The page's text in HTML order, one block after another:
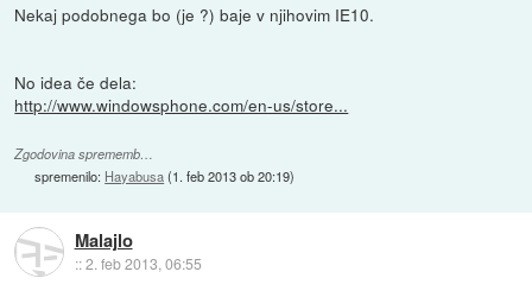
Nekaj podobnega bo (je ?) baje v njihovim IE10.
No idea če dela:
http://www.windowsphone.com/en-us/store...
Zgodovina sprememb…
spremenilo: Hayabusa(1. feb 2013 ob 20:19)
Malajlo
::2. feb 2013, 06:55